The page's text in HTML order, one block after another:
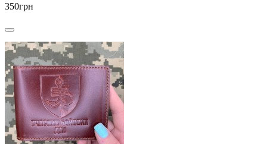
350грн